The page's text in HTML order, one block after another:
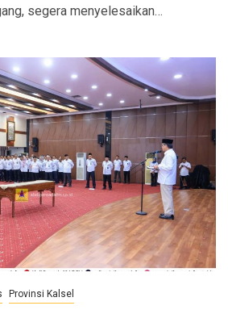
segera menyelesaikan…
Provinsi Kalsel